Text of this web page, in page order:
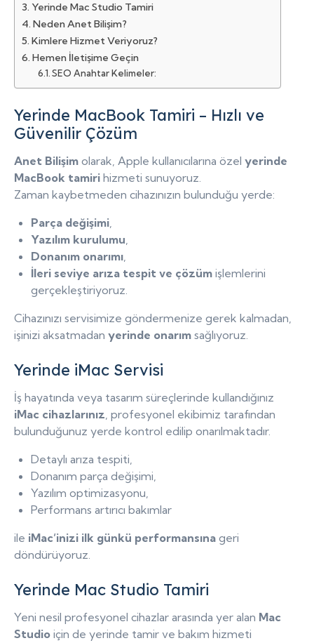
Yerinde Mac Studio Tamiri
Neden Anet Bilişim?
Kimlere Hizmet Veriyoruz?
Hemen İletişime Geçin
SEO Anahtar Kelimeler:
Yerinde MacBook Tamiri – Hızlı ve
Güvenilir Çözüm
Anet Bilişim olarak, Apple kullanıcılarına özel yerinde
MacBook tamiri hizmeti sunuyoruz.
Zaman kaybetmeden cihazınızın bulunduğu yerde:
Parça değişimi,
Yazılım kurulumu,
Donanım onarımı,
İleri seviye arıza tespit ve çözüm işlemlerini
gerçekleştiriyoruz.
Cihazınızı servisimize göndermenize gerek kalmadan,
işinizi aksatmadan yerinde onarım sağlıyoruz.
Yerinde iMac Servisi
İş hayatında veya tasarım süreçlerinde kullandığınız
iMac cihazlarınız, profesyonel ekibimiz tarafından
bulunduğunuz yerde kontrol edilip onarılmaktadır.
Detaylı arıza tespiti,
Donanım parça değişimi,
Yazılım optimizasyonu,
Performans artırıcı bakımlar
ile iMac’inizi ilk günkü performansına geri
döndürüyoruz.
Yerinde Mac Studio Tamiri
Yeni nesil profesyonel cihazlar arasında yer alan Mac
Studio için de yerinde tamir ve bakım hizmeti